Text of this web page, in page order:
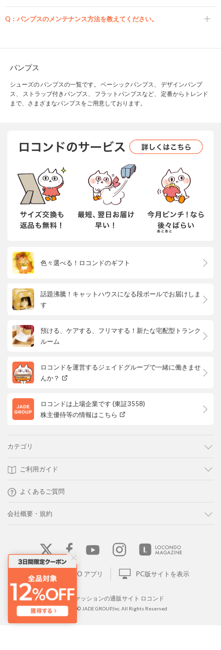
Q： パンプスのメンテナンス方法を教えてください。
パンプス
シューズの パンプスの一覧です。 ベーシックパンプス、 デザインパンプ
ス、 ストラップ付きパンプス、 フラットパンプスなど、 定番からトレンド
まで、さまざまなパンプスをご用意しております。
色々選べる！ロコンドのギフト
話題沸騰！キャットハウスになる段ボールでお届けしま
す
預ける、ケアする、フリマする！新たな宅配型トランク
ルーム
ロコンドを運営するジェイドグループで一緒に働きませ
んか？
ロコンドは上場企業です (東証3558)
株主優待等の情報はこちら
カテゴリ
ご利用ガイド
よくあるご質問
会社概要・規約
LOCONDO アプリ PC版サイトを表示
靴とファッションの通販サイト ロコンド
Copyright © JADE GROUP,Inc. All Rights Reserved